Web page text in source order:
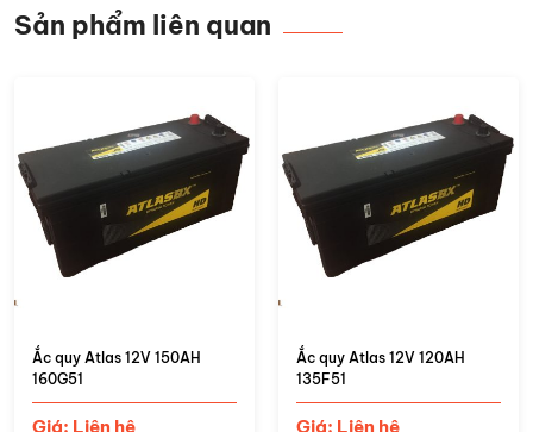
Sản phẩm liên quan
Ắc quy Atlas 12V 150AH
160G51
Giá: Liên hệ
Ắc quy Atlas 12V 120AH
135F51
Giá: Liên hệ